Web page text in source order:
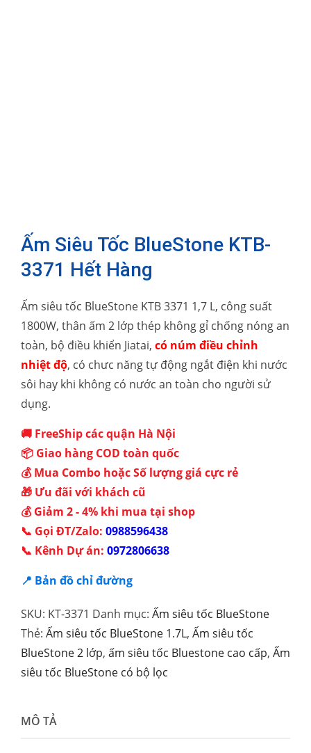
Ấm Siêu Tốc BlueStone KTB-
3371 Hết Hàng
Ấm siêu tốc BlueStone KTB 3371 1,7 L, công suất
1800W, thân ấm 2 lớp thép không gỉ chống nóng an
toàn, bộ điều khiển Jiatai, có núm điều chỉnh
nhiệt độ, có chưc năng tự động ngắt điện khi nước
sôi hay khi không có nước an toàn cho người sử
dụng.
🚚 FreeShip các quận Hà Nội
📦 Giao hàng COD toàn quốc
💰 Mua Combo hoặc Số lượng giá cực rẻ
🎁 Ưu đãi với khách cũ
💰 Giảm 2 - 4% khi mua tại shop
📞 Gọi ĐT/Zalo: 0988596438
📞 Kênh Dự án: 0972806638
📍 Bản đồ chỉ đường
SKU: KT-3371 Danh mục: Ấm siêu tốc BlueStone
Thẻ: Ấm siêu tốc BlueStone 1.7L, Ấm siêu tốc
BlueStone 2 lớp, ấm siêu tốc Bluestone cao cấp, Ấm
siêu tốc BlueStone có bộ lọc
MÔ TẢ